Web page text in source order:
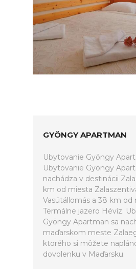
GYÖNGY APARTMAN
Ubytovanie Gyöngy
Ubytovanie Gyöngy
nachádza v destinácii
km od miesta
Vasútállomás a 38 km od
Termálne jazero Hévíz.
Gyöngy Apartman sa
maďarskom meste
ktorého si môžete
dovolenku v Maďarsku.